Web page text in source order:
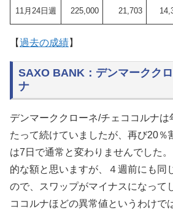
11月24日週 225,000 21,703
【過去の成績】
SAXO BANK：デンマークク
ナ
デンマーククローネ/チェココルナ
たって続けていましたが、再び20％
は7日で通常と変わりませんでした
的な額と思いますが、４週前にも同
ので、スワップがマイナスになって
ココルナほどの異常値というわけで